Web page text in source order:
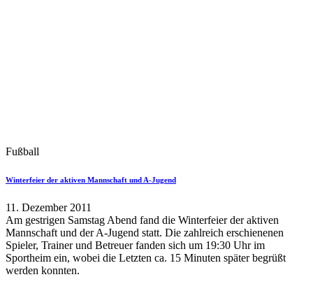
Fußball
Winterfeier der aktiven Mannschaft und A-Jugend
11. Dezember 2011
Am gestrigen Samstag Abend fand die Winterfeier der aktiven
Mannschaft und der A-Jugend statt. Die zahlreich erschienenen
Spieler, Trainer und Betreuer fanden sich um 19:30 Uhr im
Sportheim ein, wobei die Letzten ca. 15 Minuten später begrüßt
werden konnten.